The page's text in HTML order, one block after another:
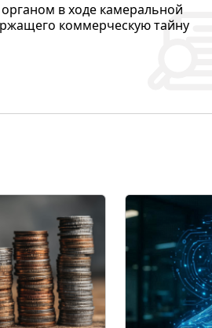
в ходе камеральной
коммерческую тайну